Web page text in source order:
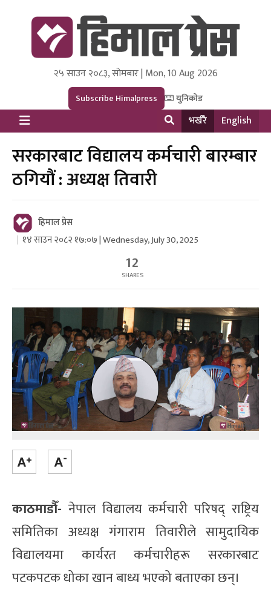
Himal Press
Dot NewsyNepal Media and Research Pvt Ltd.
२५ साउन २०८३, सोमबार | Mon, 10 Aug 2026
Subscribe Himalpress युनिकोड
भर्खरै English
सरकारबाट विद्यालय कर्मचारी बारम्बार
ठगियौं : अध्यक्ष तिवारी
हिमाल प्रेस
१४ साउन २०८२ १७:०७ | Wednesday, July 30, 2025
12
SHARES
काठमाडौँ- नेपाल विद्यालय कर्मचारी परिषद् राष्ट्रिय
समितिका अध्यक्ष गंगाराम तिवारीले सामुदायिक
विद्यालयमा कार्यरत कर्मचारीहरू सरकारबाट
पटकपटक धोका खान बाध्य भएको बताएका छन्।